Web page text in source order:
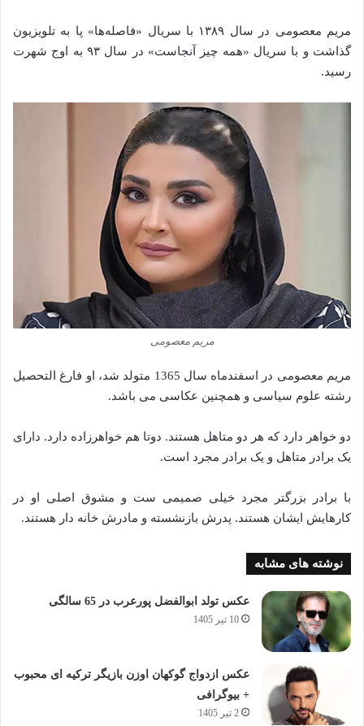
مریم معصومی در سال ۱۳۸۹ با سریال «فاصله‌ها» پا به تلویزیون
گذاشت و با سریال «همه چیز آنجاست» در سال ۹۳ به اوج شهرت
رسید.
‌مریم معصومی
مریم معصومی در اسفندماه سال 1365 متولد شد، او فارغ التحصیل
رشته‌ علوم سیاسی و همچنین عکاسی می باشد.
دو خواهر دارد که هر دو متاهل هستند. دوتا هم خواهرزاده دارد. دارای
یک برادر متاهل و یک برادر مجرد است.
با برادر بزرگتر مجرد خیلی صمیمی ست و مشوق اصلی او در
کارهایش ایشان هستند. پدرش بازنشسته و مادرش خانه دار هستند.
نوشته های مشابه
عکس تولد ابوالفضل پورعرب در 65 سالگی
10 تیر 1405
عکس ازدواج گوکهان اوزن بازیگر ترکیه ای محبوب
+ بیوگرافی
2 تیر 1405